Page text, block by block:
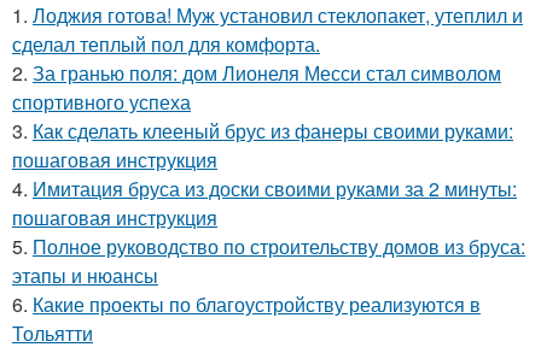
1. Лоджия готова! Муж установил стеклопакет, утеплил и
сделал теплый пол для комфорта.
2. За гранью поля: дом Лионеля Месси стал символом
спортивного успеха
3. Как сделать клееный брус из фанеры своими руками:
пошаговая инструкция
4. Имитация бруса из доски своими руками за 2 минуты:
пошаговая инструкция
5. Полное руководство по строительству домов из бруса:
этапы и нюансы
6. Какие проекты по благоустройству реализуются в
Тольятти